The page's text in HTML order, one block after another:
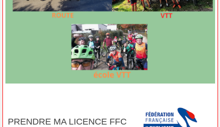
PRENDRE MA LICENCE FFC